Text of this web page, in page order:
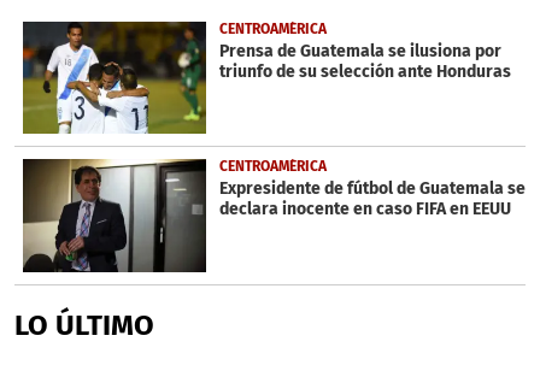
21
seconds
CENTROAMÉRICA
Prensa de Guatemala se ilusiona por
triunfo de su selección ante Honduras
CENTROAMÉRICA
Expresidente de fútbol de Guatemala se
declara inocente en caso FIFA en EEUU
LO ÚLTIMO